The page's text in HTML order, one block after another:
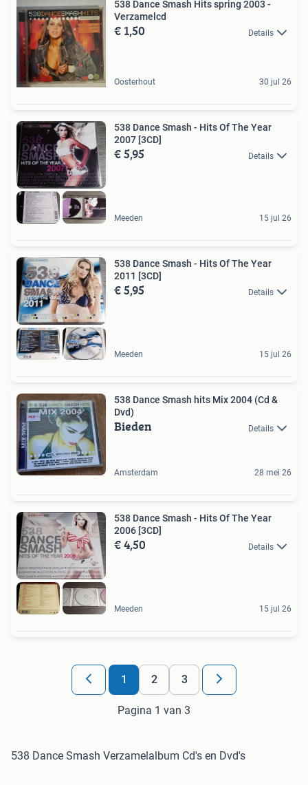
538 Dance Smash Hits spring 2003 -
Verzamelcd
€ 1,50 Details
Oosterhout 30 jul 26
538 Dance Smash - Hits Of The Year
2007 [3CD]
€ 5,95 Details
Meeden 15 jul 26
538 Dance Smash - Hits Of The Year
2011 [3CD]
€ 5,95 Details
Meeden 15 jul 26
538 Dance Smash hits Mix 2004 (Cd &
Dvd)
Bieden Details
Amsterdam 28 mei 26
538 Dance Smash - Hits Of The Year
2006 [3CD]
€ 4,50 Details
Meeden 15 jul 26
1 2 3
Pagina 1 van 3
538 Dance Smash Verzamelalbum Cd's en Dvd's